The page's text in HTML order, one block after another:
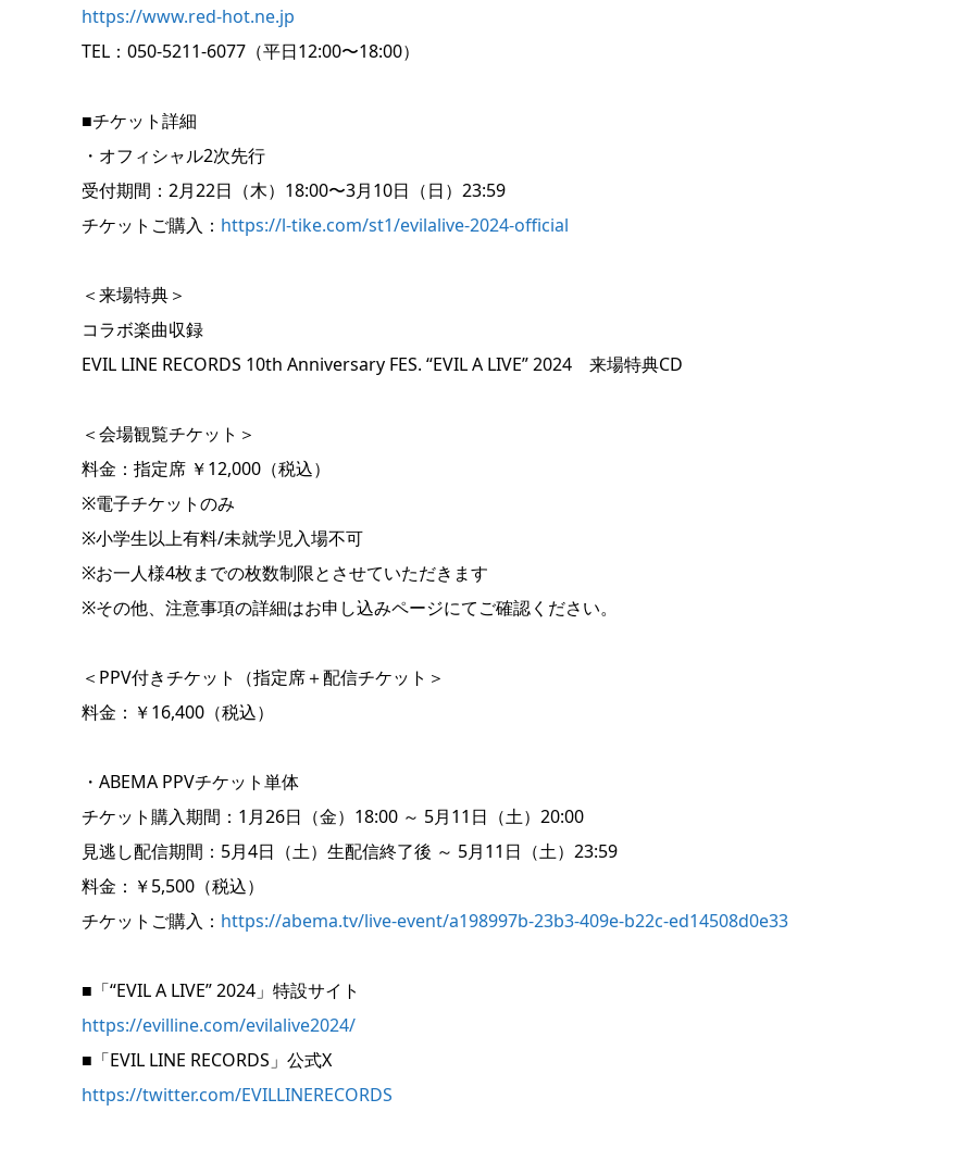
https://www.red-hot.ne.jp
TEL：050-5211-6077（平日12:00〜18:00）
■チケット詳細
・オフィシャル2次先行
受付期間：2月22日（木）18:00〜3月10日（日）23:59
チケットご購入： https://l-tike.com/st1/evilalive-2024-official
＜来場特典＞
コラボ楽曲収録
EVIL LINE RECORDS 10th Anniversary FES. “EVIL A LIVE” 2024 来場特典CD
＜会場観覧チケット＞
料金：指定席 ￥12,000（税込）
※電子チケットのみ
※小学生以上有料/未就学児入場不可
※お一人様4枚までの枚数制限とさせていただきます
※その他、注意事項の詳細はお申し込みページにてご確認ください。
＜PPV付きチケット（指定席＋配信チケット＞
料金：￥16,400（税込）
・ABEMA PPVチケット単体
チケット購入期間：1月26日（金）18:00 ～ 5月11日（土）20:00
見逃し配信期間：5月4日（土）生配信終了後 ～ 5月11日（土）23:59
料金：￥5,500（税込）
チケットご購入： https://abema.tv/live-event/a198997b-23b3-409e-b22c-ed14508d0e33
■「“EVIL A LIVE” 2024」特設サイト
https://evilline.com/evilalive2024/
■「EVIL LINE RECORDS」公式X
https://twitter.com/EVILLINERECORDS